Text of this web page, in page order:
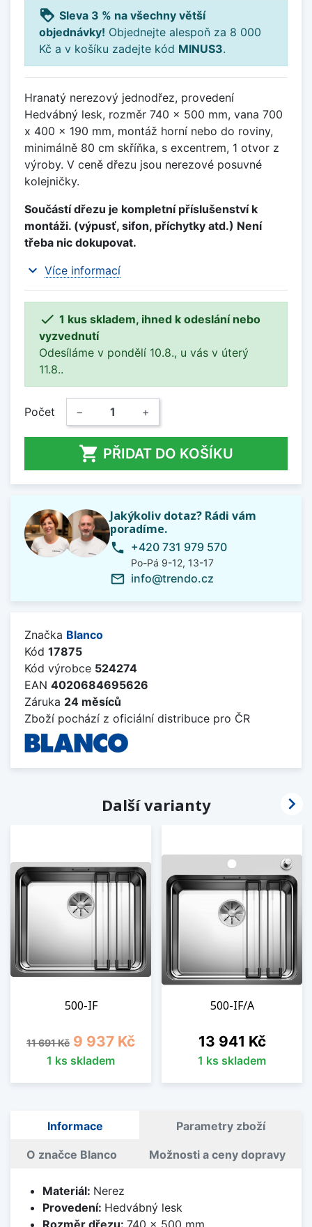
loyalty Sleva 3 % na všechny větší
objednávky! Objednejte alespoň za 8 000
Kč a v košíku zadejte kód MINUS3.
Hranatý nerezový jednodřez, provedení
Hedvábný lesk, rozměr 740 x 500 mm, vana 700
x 400 x 190 mm, montáž horní nebo do roviny,
minimálně 80 cm skříňka, s excentrem, 1 otvor z
výroby. V ceně dřezu jsou nerezové posuvné
kolejničky.
Součástí dřezu je kompletní příslušenství k
montáži. (výpusť, sifon, příchytky atd.) Není
třeba nic dokupovat.
expand_more Více informací
 1 kus skladem, ihned k odeslání nebo
vyzvednutí
Odesíláme v pondělí 10.8., u vás v úterý
11.8..
Počet − +
 PŘIDAT DO KOŠÍKU
Jakýkoliv dotaz? Rádi vám
poradíme.
phone +420 731 979 570
Po-Pá 9-12, 13-17
mail_outline info@trendo.cz
Značka Blanco
Kód 17875
Kód výrobce 524274
EAN 4020684695626
Záruka 24 měsíců
Zboží pochází z oficiální distribuce pro ČR
Další varianty
500-IF
Běžná cena
11 691 Kč Cena
9 937 Kč
1 ks skladem
500-IF/A
Cena
13 941 Kč
1 ks skladem

Informace Parametry zboží
O značce Blanco Možnosti a ceny dopravy
Materiál: Nerez
Provedení: Hedvábný lesk
Rozměr dřezu: 740 x 500 mm